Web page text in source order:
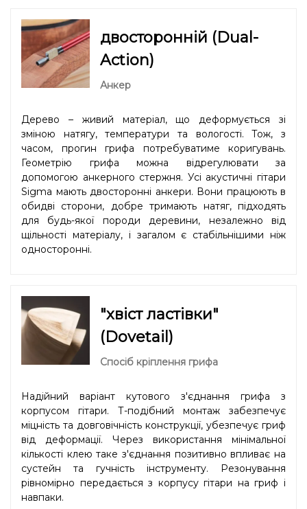
двосторонній (Dual-
Action)
Анкер
Дерево – живий матеріал, що деформується зі
зміною натягу, температури та вологості. Тож, з
часом, прогин грифа потребуватиме коригувань.
Геометрію грифа можна відрегулювати за
допомогою анкерного стержня. Усі акустичні гітари
Sigma мають двосторонні анкери. Вони працюють в
обидві сторони, добре тримають натяг, підходять
для будь-якої породи деревини, незалежно від
щільності матеріалу, і загалом є стабільнішими ніж
односторонні.
"хвіст ластівки"
(Dovetail)
Спосіб кріплення грифа
Надійний варіант кутового з'єднання грифа з
корпусом гітари. Т-подібний монтаж забезпечує
міцність та довговічність конструкції, убезпечує гриф
від деформації. Через використання мінімальної
кількості клею таке з'єднання позитивно впливає на
сустейн та гучність інструменту. Резонування
рівномірно передається з корпусу гітари на гриф і
навпаки.